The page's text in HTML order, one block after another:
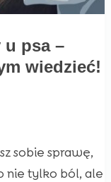
u psa –
wiedzieć!
sobie sprawę,
nie tylko ból, ale